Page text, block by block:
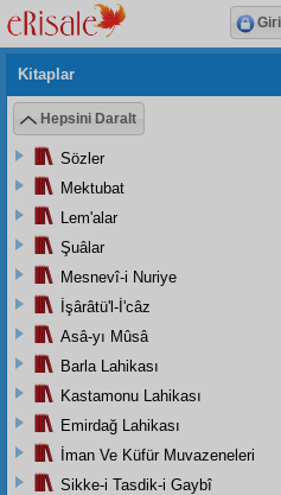
Kitaplar
Hepsini Daralt
Sözler
Mektubat
Lem'alar
Şuâlar
Mesnevî-i Nuriye
İşârâtü'l-İ'câz
Asâ-yı Mûsâ
Barla Lahikası
Kastamonu Lahikası
Emirdağ Lahikası
İman Ve Küfür Muvazeneleri
Sikke-i Tasdik-i Gaybî